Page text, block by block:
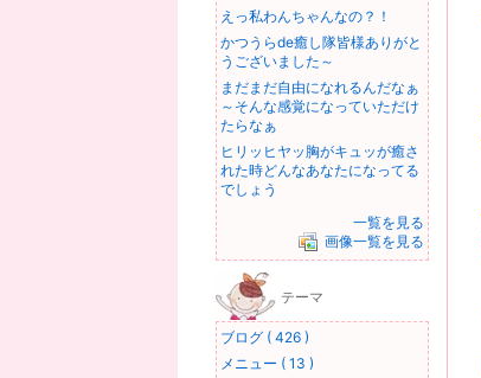
えっ私わんちゃんなの？！
かつうらde癒し隊皆様ありがと
うございました～
まだまだ自由になれるんだなぁ
～そんな感覚になっていただけ
たらなぁ
ヒリッヒヤッ胸がキュッが癒さ
れた時どんなあなたになってる
でしょう
一覧を見る
画像一覧を見る
テーマ
ブログ ( 426 )
メニュー ( 13 )